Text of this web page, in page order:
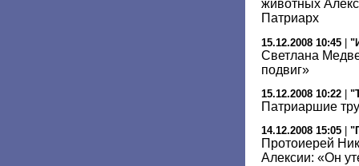
животных
Патриарх
15.12.2008 10:45 |
Светлана
подвиг»
15.12.2008 10:22
Патриаршие
14.12.2008 15:05
Протоиерей
Алексии: «Он